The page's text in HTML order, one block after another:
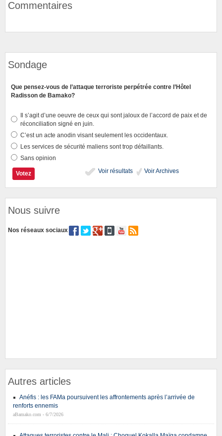
Commentaires
Sondage
Que pensez-vous de l’attaque terroriste perpétrée contre l’Hôtel
Radisson de Bamako?
Il s’agit d’une oeuvre de ceux qui sont jaloux de l’accord de paix et de
réconciliation signé en juin.
C’est un acte anodin visant seulement les occidentaux.
Les services de sécurité maliens sont trop défaillants.
Sans opinion
Voir résultats
Voir Archives
Nous suivre
Nos réseaux sociaux
Autres articles
Anéfis : les FAMa poursuivent les affrontements après l’arrivée de
renforts ennemis
aBamako.com - 6/7/2026